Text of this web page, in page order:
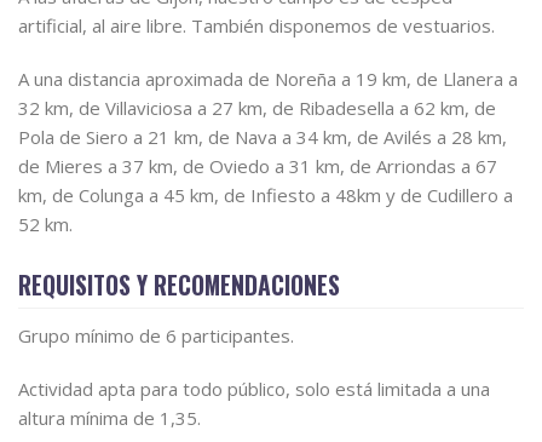
artificial, al aire libre. También disponemos de vestuarios.
A una distancia aproximada de Noreña a 19 km, de Llanera a
32 km, de Villaviciosa a 27 km, de Ribadesella a 62 km, de
Pola de Siero a 21 km, de Nava a 34 km, de Avilés a 28 km,
de Mieres a 37 km, de Oviedo a 31 km, de Arriondas a 67
km, de Colunga a 45 km, de Infiesto a 48km y de Cudillero a
52 km.
REQUISITOS Y RECOMENDACIONES
Grupo mínimo de 6 participantes.
Actividad apta para todo público, solo está limitada a una
altura mínima de 1,35.